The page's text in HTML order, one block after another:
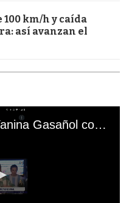
km/h y caída
así avanzan el
El mal momento de Yanina Gasañol con un hincha argentino en "Subrayado"